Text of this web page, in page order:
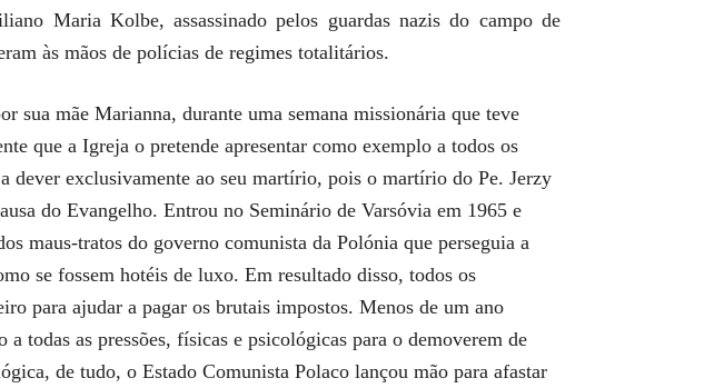
Maria Kolbe, assassinado pelos guardas nazis do campo de
às mãos de polícias de regimes totalitários.
sua mãe Marianna, durante uma semana missionária que teve
que a Igreja o pretende apresentar como exemplo a todos os
dever exclusivamente ao seu martírio, pois o martírio do Pe. Jerzy
do Evangelho. Entrou no Seminário de Varsóvia em 1965 e
maus-tratos do governo comunista da Polónia que perseguia a
se fossem hotéis de luxo. Em resultado disso, todos os
para ajudar a pagar os brutais impostos. Menos de um ano
todas as pressões, físicas e psicológicas para o demoverem de
de tudo, o Estado Comunista Polaco lançou mão para afastar